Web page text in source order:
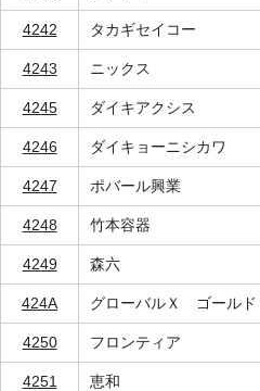
4242 タカギセイコー
4243 ニックス
4245 ダイキアクシス
4246 ダイキョーニシカワ
4247 ポバール興業
4248 竹本容器
4249 森六
424A グローバルＸ ゴールド
4250 フロンティア
4251 恵和